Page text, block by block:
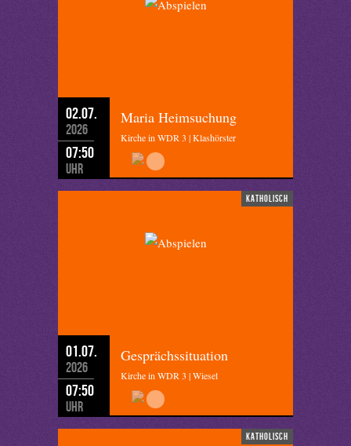
02.07.
2026
07:50
Uhr
Maria Heimsuchung
Kirche in WDR 3 | Klashörster
katholisch
01.07.
2026
07:50
Uhr
Gesprächssituation
Kirche in WDR 3 | Wiesel
katholisch